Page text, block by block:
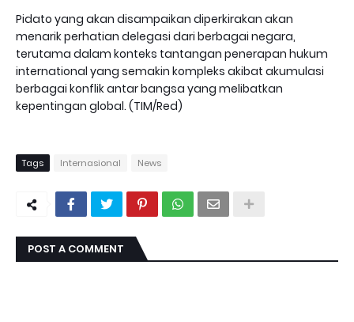
Pidato yang akan disampaikan diperkirakan akan
menarik perhatian delegasi dari berbagai negara,
terutama dalam konteks tantangan penerapan hukum
international yang semakin kompleks akibat akumulasi
berbagai konflik antar bangsa yang melibatkan
kepentingan global. (TIM/Red)
Tags Internasional News
POST A COMMENT